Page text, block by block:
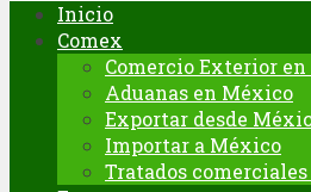
Inicio
Comex
Comercio Exterior
Aduanas en México
Exportar desde
Importar a México
Tratados